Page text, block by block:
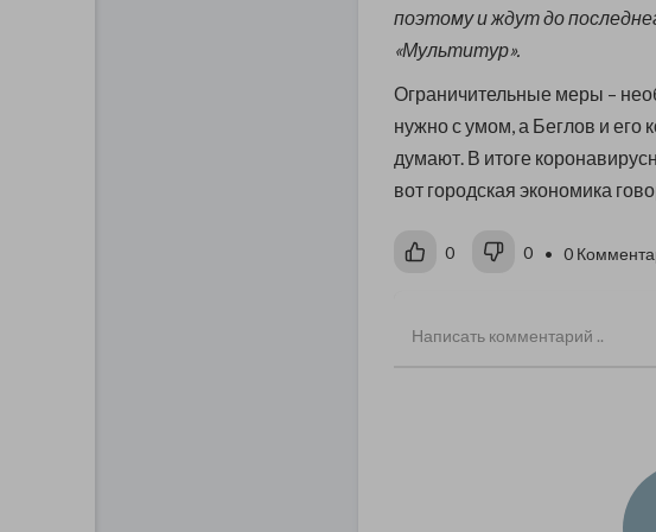
поэтому и ждут до
«Мультитур».
Ограничительные меры –
нужно с умом, а Беглов и его
думают. В итоге
вот городская экономика
0 0 • 0